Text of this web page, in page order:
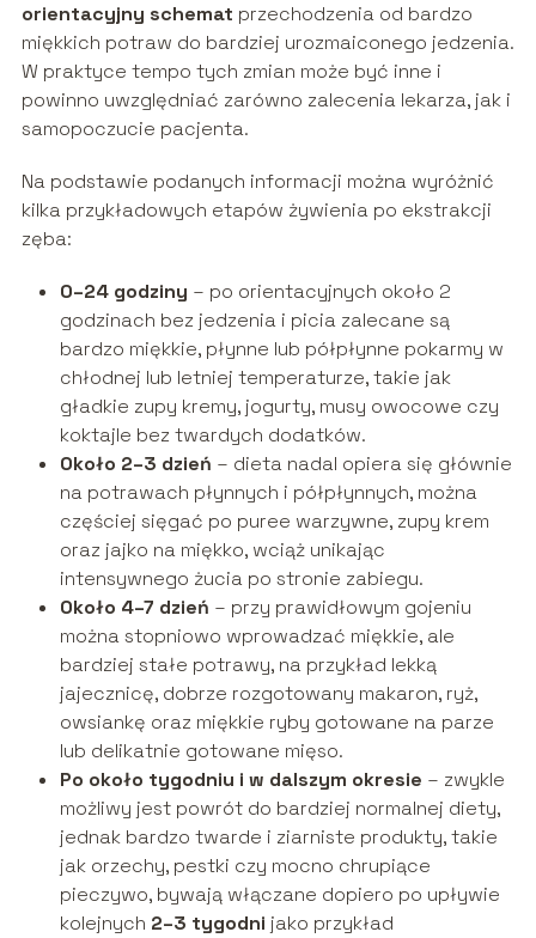
orientacyjny schemat przechodzenia od bardzo
miękkich potraw do bardziej urozmaiconego jedzenia.
W praktyce tempo tych zmian może być inne i
powinno uwzględniać zarówno zalecenia lekarza, jak i
samopoczucie pacjenta.
Na podstawie podanych informacji można wyróżnić
kilka przykładowych etapów żywienia po ekstrakcji
zęba:
0–24 godziny – po orientacyjnych około 2
godzinach bez jedzenia i picia zalecane są
bardzo miękkie, płynne lub półpłynne pokarmy w
chłodnej lub letniej temperaturze, takie jak
gładkie zupy kremy, jogurty, musy owocowe czy
koktajle bez twardych dodatków.
Około 2–3 dzień – dieta nadal opiera się głównie
na potrawach płynnych i półpłynnych, można
częściej sięgać po puree warzywne, zupy krem
oraz jajko na miękko, wciąż unikając
intensywnego żucia po stronie zabiegu.
Około 4–7 dzień – przy prawidłowym gojeniu
można stopniowo wprowadzać miękkie, ale
bardziej stałe potrawy, na przykład lekką
jajecznicę, dobrze rozgotowany makaron, ryż,
owsiankę oraz miękkie ryby gotowane na parze
lub delikatnie gotowane mięso.
Po około tygodniu i w dalszym okresie – zwykle
możliwy jest powrót do bardziej normalnej diety,
jednak bardzo twarde i ziarniste produkty, takie
jak orzechy, pestki czy mocno chrupiące
pieczywo, bywają włączane dopiero po upływie
kolejnych 2–3 tygodni jako przykład